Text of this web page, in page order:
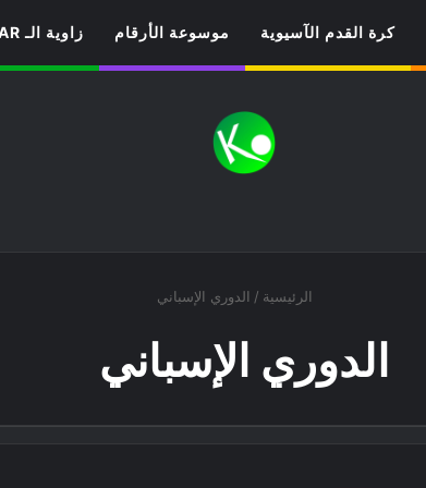
كرة القدم الآسيوية موسوعة الأرقام زاوية الـ VAR
الرئيسية / الدوري الإسباني
الدوري الإسباني